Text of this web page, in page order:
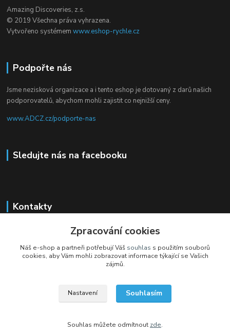
Amazing Discoveries, z.s.
© 2019 Všechna práva vyhrazena.
Vytvořeno systémemwww.eshop-rychle.cz
Podpořte nás
Jsme nezisková organizace a i tento eshop je dotovaný z darů našich
podporovatelů, abychom mohli zajistit co nejnižší ceny.
www.ADCZ.cz/podporte-nas
Sledujte nás na facebooku
Kontakty
+420 704 105 305
eshop@adcz.cz
Zpracování cookies
Náš e-shop a partneři potřebují Váš souhlas s použitím souborů
cookies, aby Vám mohli zobrazovat informace týkající se Vašich
zájmů.
Nastavení Souhlasím
Souhlas můžete odmítnout zde.